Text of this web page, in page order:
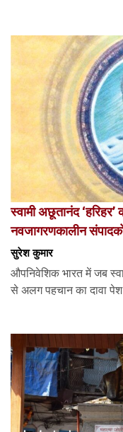
स्वामी अछूतानंद
नवजागरणकालीन
सुरेश कुमार
औपनिवेशिक भारत में जब
से अलग पहचान का दावा